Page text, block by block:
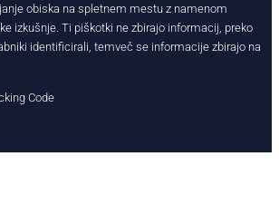
obiska na spletnem mestu z namenom
izkušnje. Ti piškotki ne zbirajo informacij, preko
identificirali, temveč se informacije zbirajo na
Code